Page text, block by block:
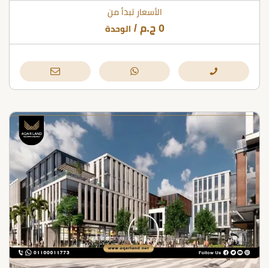
الأسعار تبدأ من
0 ج.م / الوحدة